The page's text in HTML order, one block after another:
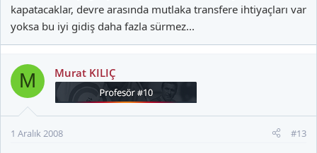
kapatacaklar, devre arasında mutlaka transfere ihtiyaçları var
yoksa bu iyi gidiş daha fazla sürmez...
M Murat KILIÇ
1 Aralık 2008 #13